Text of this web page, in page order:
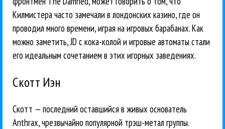
Килмистера часто замечали в лондонских казино, где он
проводил много времени, играя на игровых барабанах. Как
можно заметить, JD с кока-колой и игровые автоматы стали
его идеальным сочетанием в этих игорных заведениях.
Скотт Иэн
Скотт — последний оставшийся в живых основатель
Anthrax, чрезвычайно популярной трэш-метал группы.